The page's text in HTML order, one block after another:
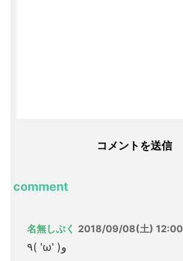
comment
名無しぷく 2018/09/08(土) 12:00
٩( 'ω' )و